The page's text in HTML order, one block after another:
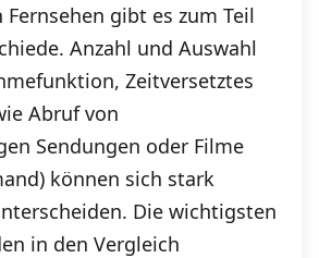
gibt es zum Teil
Anzahl und Auswahl
Zeitversetztes
Abruf von
Sendungen oder Filme
können sich stark
Die wichtigsten
in den Vergleich